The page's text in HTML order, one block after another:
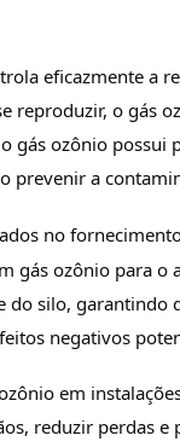
eficazmente a
reproduzir, o gás
gás ozônio
prevenir a
no
gás ozônio para
silo, garantindo
negativos
em
reduzir perdas